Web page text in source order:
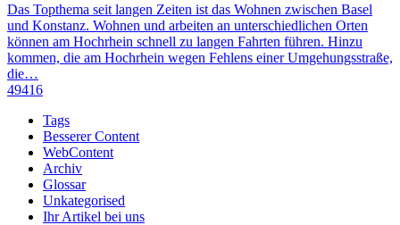
Das Topthema seit langen Zeiten ist das Wohnen zwischen Basel
und Konstanz. Wohnen und arbeiten an unterschiedlichen Orten
können am Hochrhein schnell zu langen Fahrten führen. Hinzu
kommen, die am Hochrhein wegen Fehlens einer Umgehungsstraße,
die…
49416
Tags
Besserer Content
WebContent
Archiv
Glossar
Unkategorised
Ihr Artikel bei uns